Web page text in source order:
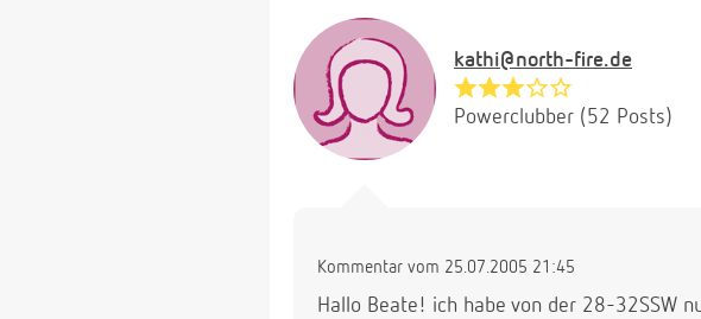
kathi@north-fire.de
Powerclubber (52 Posts)
Kommentar vom 25.07.2005 21:45
Hallo Beate! ich habe von der 28-32SSW